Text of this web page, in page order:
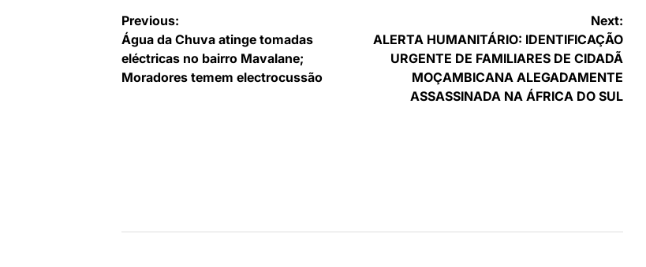
Navegação
de
artigos
Previous:
Água da Chuva atinge tomadas
eléctricas no bairro Mavalane;
Moradores temem electrocussão
Next:
ALERTA HUMANITÁRIO: IDENTIFICAÇÃO
URGENTE DE FAMILIARES DE CIDADÃ
MOÇAMBICANA ALEGADAMENTE
ASSASSINADA NA ÁFRICA DO SUL